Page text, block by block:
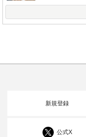
新規登録
公式X